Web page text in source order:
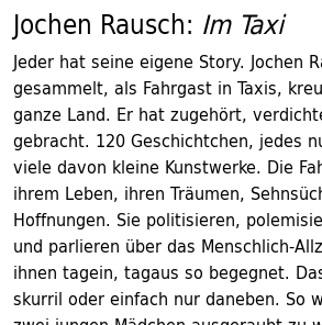
Jochen Rausch: Im Taxi
Jeder hat seine eigene Story. Jochen
gesammelt, als Fahrgast in Taxis,
ganze Land. Er hat zugehört,
gebracht. 120 Geschichtchen, jedes
viele davon kleine Kunstwerke. Die
ihrem Leben, ihren Träumen,
Hoffnungen. Sie politisieren,
und parlieren über das Menschlich-
ihnen tagein, tagaus so begegnet.
skurril oder einfach nur daneben. So